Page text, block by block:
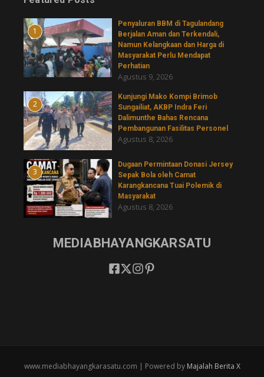
1
Penyaluran BBM di Tagulandang
Berjalan Aman dan Terkendali,
Namun Kelangkaan dan Harga di
Masyarakat Perlu Mendapat
Perhatian
Agustus 9, 2026
2
Kunjungi Mako Kompi Brimob
Sungailiat, AKBP Indra Feri
Dalimunthe Bahas Rencana
Pembangunan Fasilitas Personel
Agustus 8, 2026
3
‎Dugaan Permintaan Donasi Jersey
Sepak Bola oleh Camat
Karangkancana Tuai Polemik di
Masyarakat
Agustus 8, 2026
MEDIABHAYANGKARSATU
www.mediabhayangkarasatu.com | Powered by Majalah Berita X